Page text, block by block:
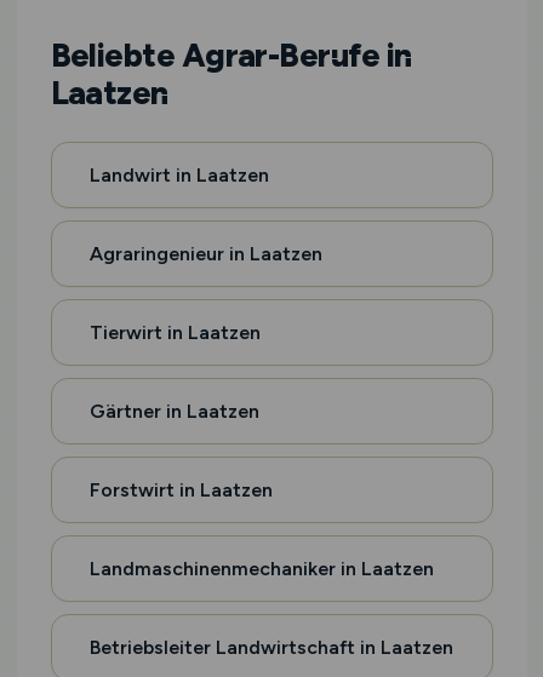
Beliebte Agrar-Berufe in
Laatzen
Landwirt in Laatzen
Agraringenieur in Laatzen
Tierwirt in Laatzen
Gärtner in Laatzen
Forstwirt in Laatzen
Landmaschinenmechaniker in Laatzen
Betriebsleiter Landwirtschaft in Laatzen